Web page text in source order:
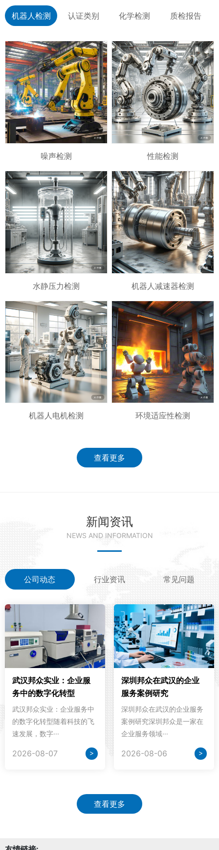
机器人检测 认证类别 化学检测 质检报告
噪声检测 性能检测
水静压力检测 机器人减速器检测
机器人电机检测 环境适应性检测
查看更多
新闻资讯
NEWS AND INFORMATION
公司动态 行业资讯 常见问题
武汉邦众实业：企业服
务中的数字化转型
武汉邦众实业：企业服务中
的数字化转型随着科技的飞
速发展，数字···
2026-08-07 >
深圳邦众在武汉的企业
服务案例研究
深圳邦众在武汉的企业服务
案例研究深圳邦众是一家在
企业服务领域···
2026-08-06 >
查看更多